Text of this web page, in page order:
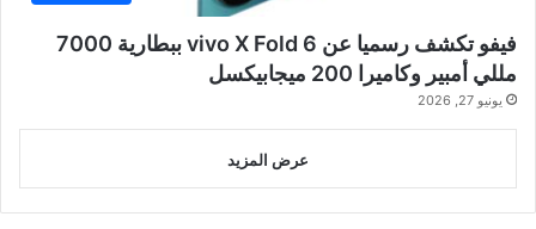
فيفو تكشف رسميا عن vivo X Fold 6 ببطارية 7000
مللي أمبير وكاميرا 200 ميجابيكسل
يونيو 27, 2026
عرض المزيد